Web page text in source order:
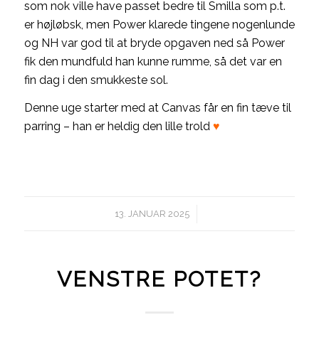
som nok ville have passet bedre til Smilla som p.t.
er højløbsk, men Power klarede tingene nogenlunde
og NH var god til at bryde opgaven ned så Power
fik den mundfuld han kunne rumme, så det var en
fin dag i den smukkeste sol.
Denne uge starter med at Canvas får en fin tæve til
parring – han er heldig den lille trold ♥
13. JANUAR 2025
/
VENSTRE POTET?